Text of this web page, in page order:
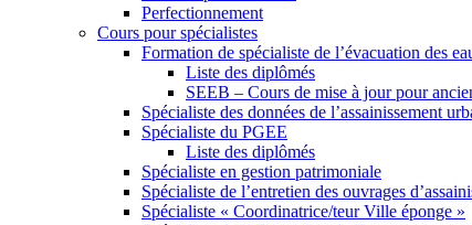
Perfectionnement
Cours pour spécialistes
Formation de spécialiste de l’évacuation des
Liste des diplômés
SEEB – Cours de mise à jour pour
Spécialiste des données de l’assainissement
Spécialiste du PGEE
Liste des diplômés
Spécialiste en gestion patrimoniale
Spécialiste de l’entretien des ouvrages
Spécialiste « Coordinatrice/teur Ville éponge »